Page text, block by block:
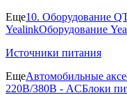
Еще10. Оборудование
YealinkОборудование
Источники питания
ЕщеАвтомобильные
220В/380В - ACБлоки